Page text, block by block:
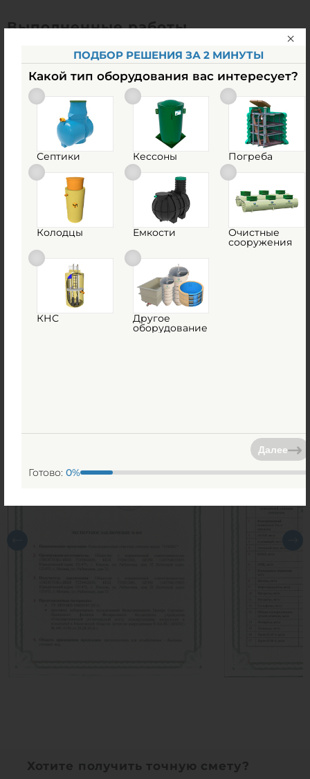
Выполненные работы
Хотите получить точную смету?
ПОДБОР РЕШЕНИЯ ЗА 2 МИНУТЫ
Какой тип оборудования вас интересует?
Септики Кессоны Погреба
Колодцы Емкости Очистные
сооружения
КНС Другое
оборудование
Готово: 0%
Далее